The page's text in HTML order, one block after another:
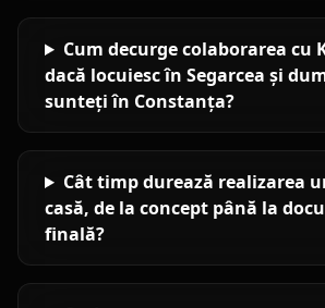
Cum decurge colaborarea cu
dacă locuiesc în Segarcea și
sunteți în Constanța?
Cât timp durează realizarea
casă, de la concept până la
finală?